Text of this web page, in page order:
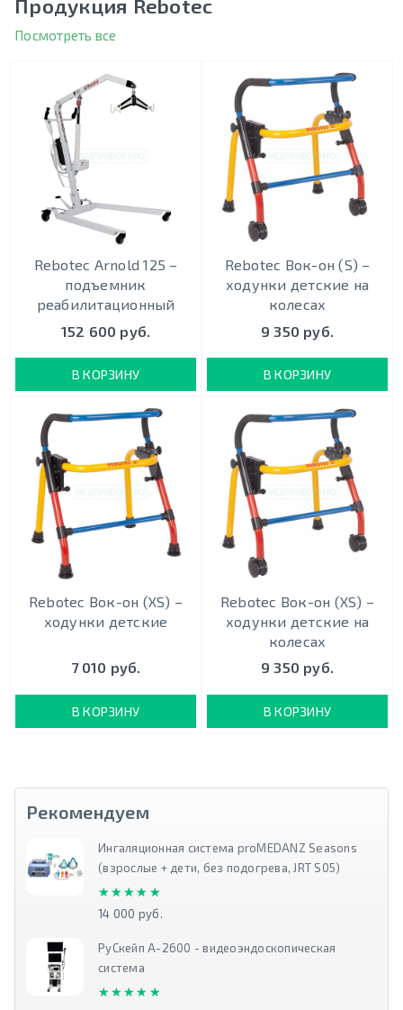
Продукция Rebotec
Посмотреть все
Rebotec Arnold 125 –
подъемник
реабилитационный
152 600 руб.
В КОРЗИНУ
Rebotec Вок-он (S) –
ходунки детские на
колесах
9 350 руб.
В КОРЗИНУ
Rebotec Вок-он (XS) –
ходунки детские
7 010 руб.
В КОРЗИНУ
Rebotec Вок-он (XS) –
ходунки детские на
колесах
9 350 руб.
В КОРЗИНУ
Рекомендуем
Ингаляционная система proMEDANZ Seasons
(взрослые + дети, без подогрева, JRT S05)
★★★★★
★★★★★
14 000 руб.
РуСкейп А-2600 - видеоэндоскопическая
система
★★★★★
★★★★★